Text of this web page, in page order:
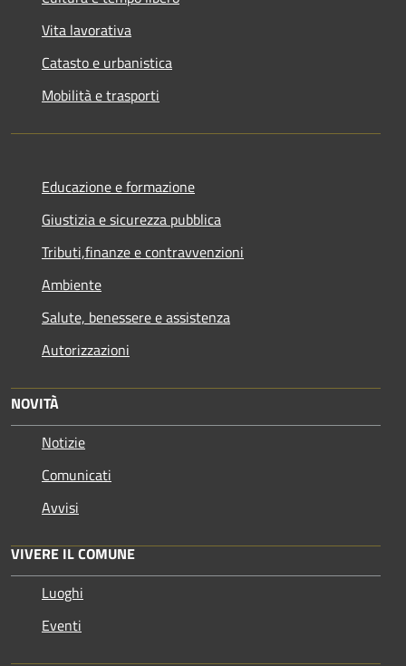
Vita lavorativa
Catasto e urbanistica
Mobilità e trasporti
Educazione e formazione
Giustizia e sicurezza pubblica
Tributi,finanze e contravvenzioni
Ambiente
Salute, benessere e assistenza
Autorizzazioni
NOVITÀ
Notizie
Comunicati
Avvisi
VIVERE IL COMUNE
Luoghi
Eventi